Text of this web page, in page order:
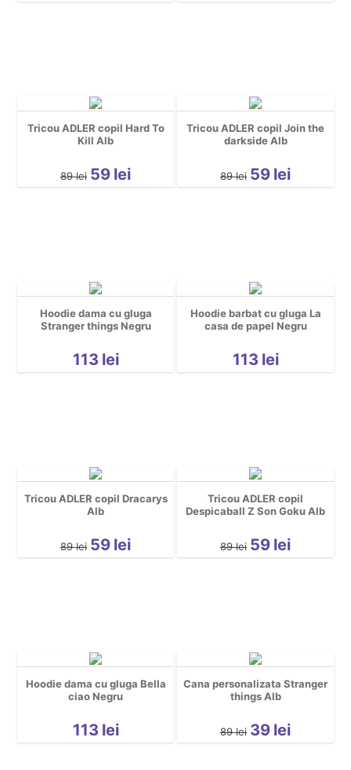
Tricou ADLER copil Hard To
Kill Alb
89 lei 59 lei
Tricou ADLER copil Join the
darkside Alb
89 lei 59 lei
Hoodie dama cu gluga
Stranger things Negru
113 lei
Hoodie barbat cu gluga La
casa de papel Negru
113 lei
Tricou ADLER copil Dracarys
Alb
89 lei 59 lei
Tricou ADLER copil
Despicaball Z Son Goku Alb
89 lei 59 lei
Hoodie dama cu gluga Bella
ciao Negru
113 lei
Cana personalizata Stranger
things Alb
89 lei 39 lei